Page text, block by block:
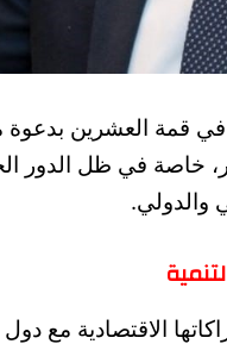
قمة العشرين بدعوة
خاصة في ظل الدور
والدولي.
الاقتصادية مع